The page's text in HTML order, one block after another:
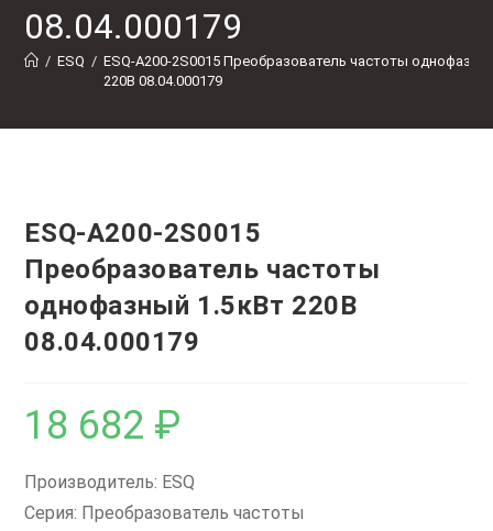
08.04.000179
/ ESQ / ESQ-A200-2S0015 Преобразователь частоты
220В 08.04.000179
ESQ-A200-2S0015
Преобразователь частоты
однофазный 1.5кВт 220В
08.04.000179
18 682 ₽
Производитель: ESQ
Серия: Преобразователь частоты